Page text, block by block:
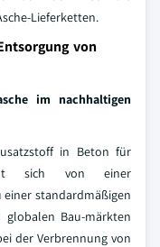
Lieferketten.
von
im nachhaltigen
in Beton für
sich von einer
standardmäßigen
globalen Bau-märkten
der Verbrennung von